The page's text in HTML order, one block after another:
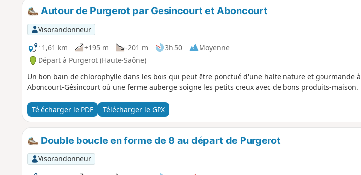
Autour de Purgerot par Gesincourt et Aboncourt
Visorandonneur
11,61 km
+195 m -201 m 3h 50
Moyenne
Départ à Purgerot (Haute-Saône)
Un bon bain de chlorophylle dans les bois qui peut être ponctué d'une halte nature et gourmande à
Aboncourt-Gésincourt où une ferme auberge soigne les petits creux avec de bons produits-maison.
Télécharger le PDF Télécharger le GPX
Double boucle en forme de 8 au départ de Purgerot
Visorandonneur